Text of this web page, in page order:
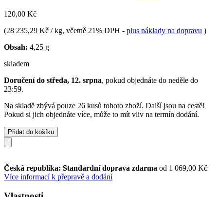
120,00 Kč
(28 235,29 Kč / kg, včetně 21% DPH - plus náklady na dopravu )
Obsah: 4,25 g
skladem
Doručení do středa, 12. srpna, pokud objednáte do neděle do
23:59.
Na skladě zbývá pouze 26 kusů tohoto zboží. Další jsou na cestě!
Pokud si jich objednáte více, může to mít vliv na termín dodání.
Přidat do košíku
Česká republika: Standardní doprava zdarma od 1 069,00 Kč
Více informací k přepravě a dodání